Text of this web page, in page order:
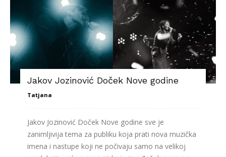
Jakov Jozinović Doček Nove godine
Tatjana
Jakov Jozinović Doček Nove godine sve je
zanimljivija tema za publiku koja prati nova muzička
imena i nastupe koji ne počivaju samo na velikoj